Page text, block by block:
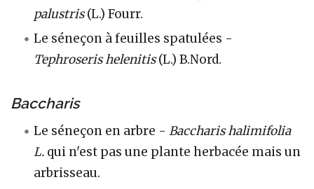
palustris(L.) Fourr.
Le séneçon à feuilles spatulées -
Tephroseris helenitis(L.) B.Nord.
Baccharis
Le séneçon en arbre -Baccharis halimifolia
L. qui n'est pas une plante herbacée mais un
arbrisseau.